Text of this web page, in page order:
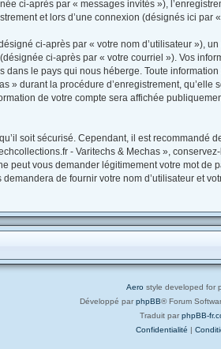
ci-après par « messages invités »),
et lors d’une connexion (désignés ici par
ci-après par « votre nom d’utilisateur »),
ci-après par « votre courriel »). Vos
le pays qui nous héberge. Toute
» durant la procédure d’enregistrement,
de votre compte sera affichée
soit sécurisé. Cependant, il est recommandé
- Varitechs & Mechas »,
peut vous demander légitimement votre mot
de fournir votre nom d’utilisateur et
Aero style developed for
Développé par phpBB® Forum
Traduit par phpBB-
Confidentialité |